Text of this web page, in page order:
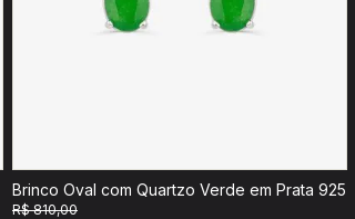
Brinco Oval com Quartzo Verde em Prata 925
R$ 810,00